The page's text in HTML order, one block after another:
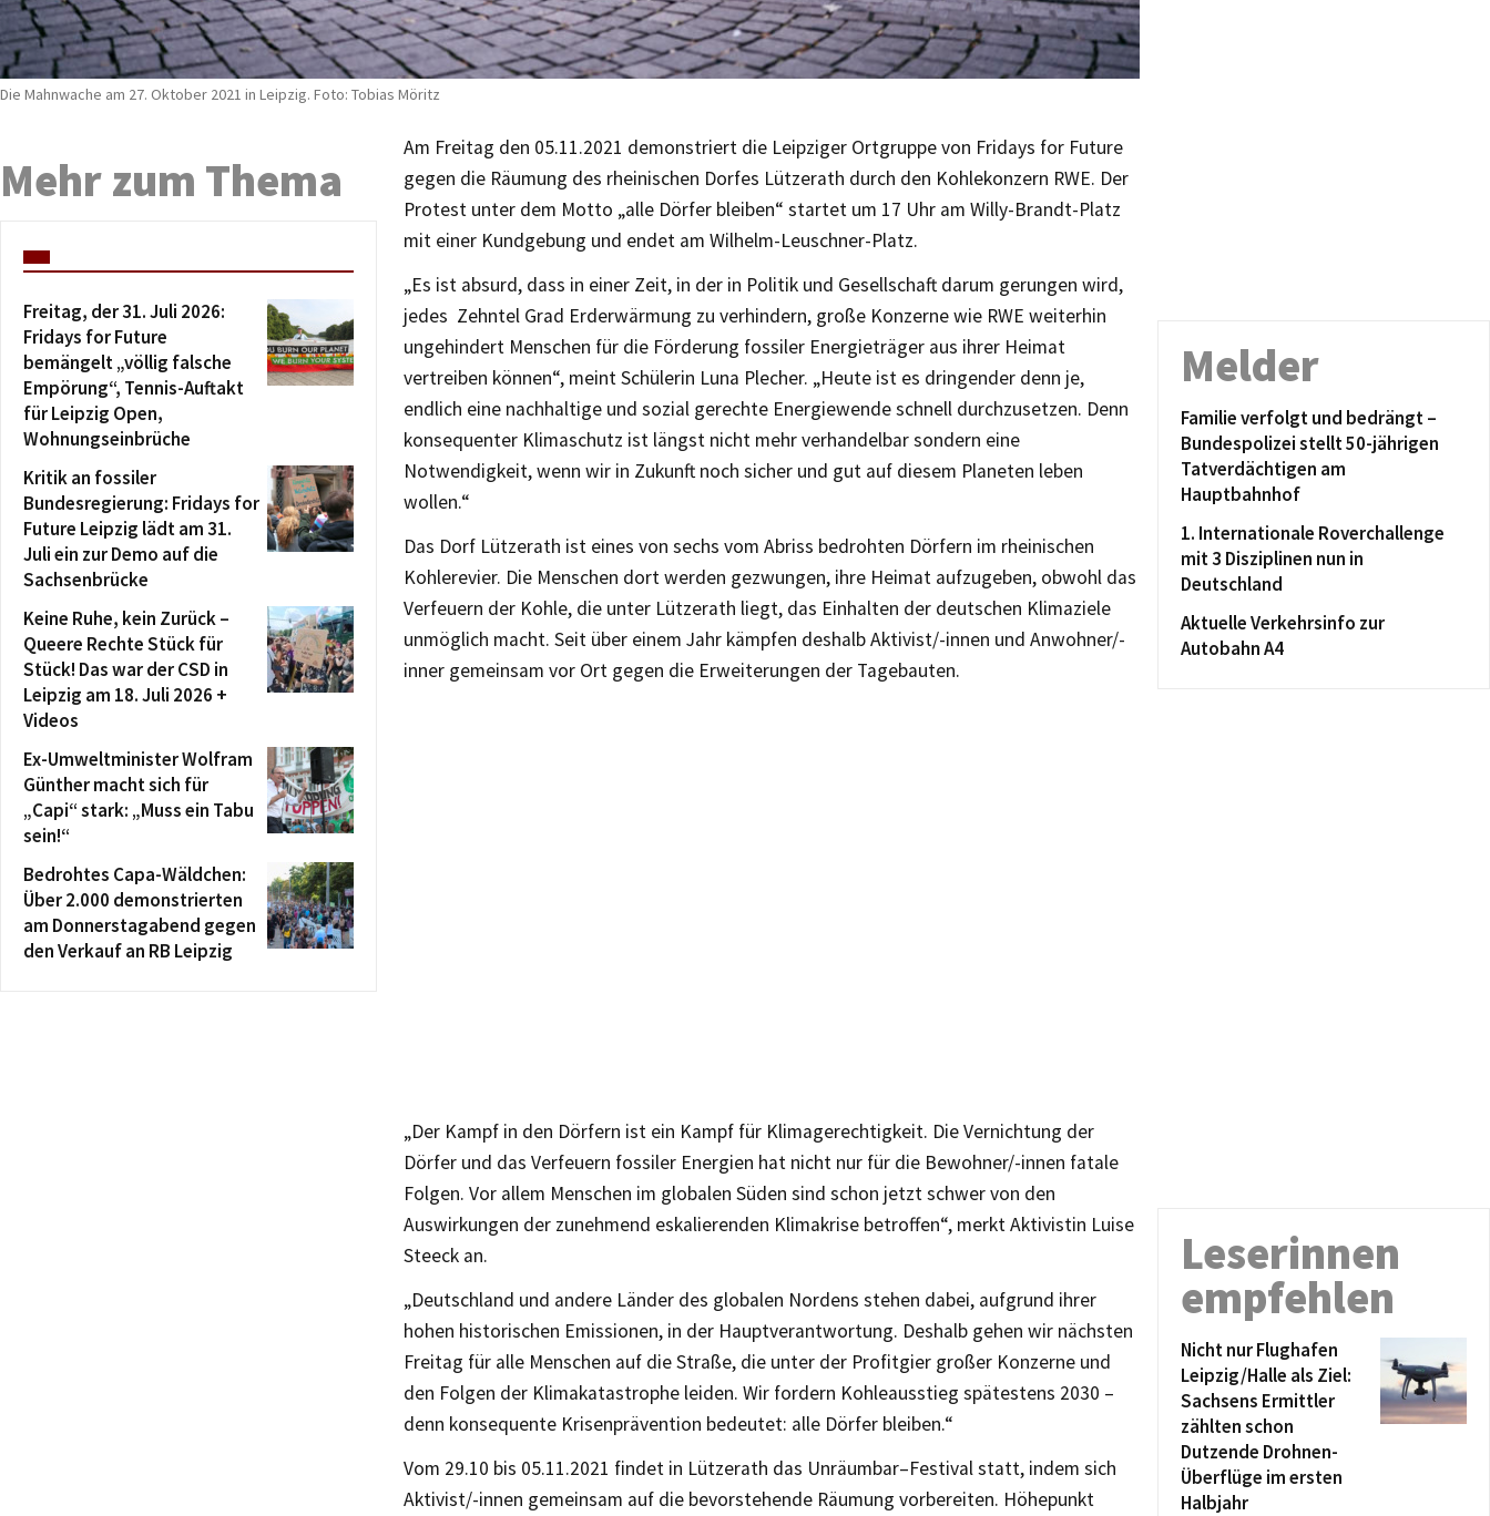
Die Mahnwache am 27. Oktober 2021 in Leipzig. Foto: Tobias Möritz
Am Freitag den 05.11.2021 demonstriert die Leipziger Ortgruppe von Fridays for Future
gegen die Räumung des rheinischen Dorfes Lützerath durch den Kohlekonzern RWE. Der
Protest unter dem Motto „alle Dörfer bleiben“ startet um 17 Uhr am Willy-Brandt-Platz
mit einer Kundgebung und endet am Wilhelm-Leuschner-Platz.
„Es ist absurd, dass in einer Zeit, in der in Politik und Gesellschaft darum gerungen wird,
jedes Zehntel Grad Erderwärmung zu verhindern, große Konzerne wie RWE weiterhin
ungehindert Menschen für die Förderung fossiler Energieträger aus ihrer Heimat
vertreiben können“, meint Schülerin Luna Plecher. „Heute ist es dringender denn je,
endlich eine nachhaltige und sozial gerechte Energiewende schnell durchzusetzen. Denn
konsequenter Klimaschutz ist längst nicht mehr verhandelbar sondern eine
Notwendigkeit, wenn wir in Zukunft noch sicher und gut auf diesem Planeten leben
wollen.“
Das Dorf Lützerath ist eines von sechs vom Abriss bedrohten Dörfern im rheinischen
Kohlerevier. Die Menschen dort werden gezwungen, ihre Heimat aufzugeben, obwohl das
Verfeuern der Kohle, die unter Lützerath liegt, das Einhalten der deutschen Klimaziele
unmöglich macht. Seit über einem Jahr kämpfen deshalb Aktivist/-innen und Anwohner/-
inner gemeinsam vor Ort gegen die Erweiterungen der Tagebauten.
„Der Kampf in den Dörfern ist ein Kampf für Klimagerechtigkeit. Die Vernichtung der
Dörfer und das Verfeuern fossiler Energien hat nicht nur für die Bewohner/-innen fatale
Folgen. Vor allem Menschen im globalen Süden sind schon jetzt schwer von den
Auswirkungen der zunehmend eskalierenden Klimakrise betroffen“, merkt Aktivistin Luise
Steeck an.
„Deutschland und andere Länder des globalen Nordens stehen dabei, aufgrund ihrer
hohen historischen Emissionen, in der Hauptverantwortung. Deshalb gehen wir nächsten
Freitag für alle Menschen auf die Straße, die unter der Profitgier großer Konzerne und
den Folgen der Klimakatastrophe leiden. Wir fordern Kohleausstieg spätestens 2030 –
denn konsequente Krisenprävention bedeutet: alle Dörfer bleiben.“
Vom 29.10 bis 05.11.2021 findet in Lützerath das Unräumbar–Festival statt, indem sich
Aktivist/-innen gemeinsam auf die bevorstehende Räumung vorbereiten. Höhepunkt
Mehr zum Thema
Freitag, der 31. Juli 2026:
Fridays for Future
bemängelt „völlig falsche
Empörung“, Tennis-Auftakt
für Leipzig Open,
Wohnungseinbrüche
Kritik an fossiler
Bundesregierung: Fridays for
Future Leipzig lädt am 31.
Juli ein zur Demo auf die
Sachsenbrücke
Keine Ruhe, kein Zurück –
Queere Rechte Stück für
Stück! Das war der CSD in
Leipzig am 18. Juli 2026 +
Videos
Ex-Umweltminister Wolfram
Günther macht sich für
„Capi“ stark: „Muss ein Tabu
sein!“
Bedrohtes Capa-Wäldchen:
Über 2.000 demonstrierten
am Donnerstagabend gegen
den Verkauf an RB Leipzig
Melder
Familie verfolgt und bedrängt –
Bundespolizei stellt 50-jährigen
Tatverdächtigen am
Hauptbahnhof
1. Internationale Roverchallenge
mit 3 Disziplinen nun in
Deutschland
Aktuelle Verkehrsinfo zur
Autobahn A4
Leserinnen
empfehlen
Nicht nur Flughafen
Leipzig/Halle als Ziel:
Sachsens Ermittler
zählten schon
Dutzende Drohnen-
Überflüge im ersten
Halbjahr